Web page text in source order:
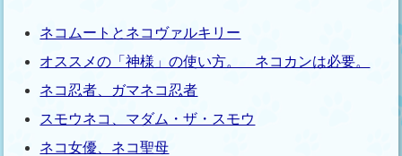
ネコムートとネコヴァルキリー
オススメの「神様」の使い方。 ネコカンは必要。
ネコ忍者、ガマネコ忍者
スモウネコ、マダム・ザ・スモウ
ネコ女優、ネコ聖母